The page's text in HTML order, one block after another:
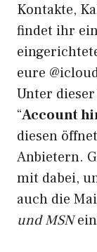
Kontakte,
findet ihr
eure
Unter
“Account
diesen
Anbietern.
mit dabei,
auch die
und MSN